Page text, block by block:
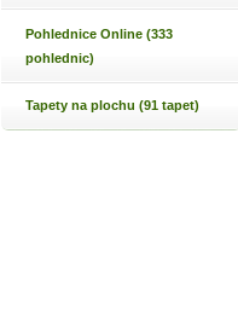
Pohlednice Online (333
pohlednic)
Tapety na plochu (91 tapet)